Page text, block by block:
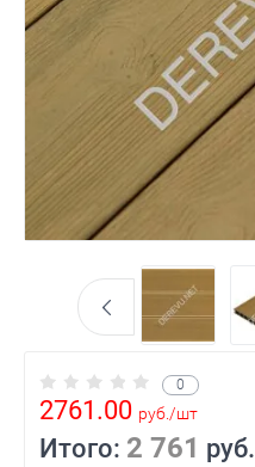
0
2761.00 руб./шт
Итого: 2 761 руб.